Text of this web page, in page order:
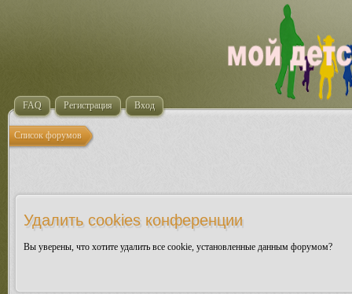
FAQ Регистрация Вход
Список форумов
Удалить cookies конференции
Вы уверены, что хотите удалить все cookie, установленные данным форумом?